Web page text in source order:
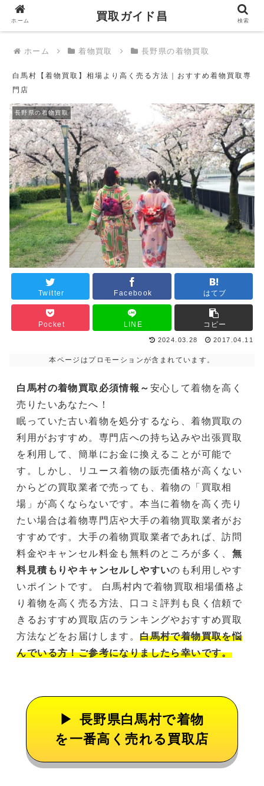
買取ガイド昌
ホーム 着物買取 長野県の着物買取
白馬村【着物買取】相場より高く売る方法｜おすすめ着物買取専
門店
長野県の着物買取
Twitter Facebook はてブ
Pocket LINE コピー
2024.03.28 2017.04.11
本ページはプロモーションが含まれています。
白馬村の着物買取必須情報～ 安心して着物を高く
売りたいあなたへ！
眠っていた古い着物を処分するなら、着物買取の
利用がおすすめ。専門店への持ち込みや出張買取
を利用して、簡単にお金に換えることが可能で
す。しかし、リユース着物の販売価格が高くない
からどの買取業者で売っても、着物の「買取相
場」が高くならないです。本当に着物を高く売り
たい場合は着物専門店や大手の着物買取業者がお
すすめです。大手の着物買取業者であれば、訪問
料金やキャンセル料金も無料のところが多く、 無
料見積もりやキャンセルしやすいのも利用しやす
いポイントです。 白馬村内で着物買取相場価格よ
り着物を高く売る方法、口コミ評判も良く信頼で
きるおすすめ買取店のランキングやおすすめ買取
方法などをお届けします。白馬村で着物買取を悩
んでいる方！ご参考になりましたら幸いです。
長野県白馬村で着物
を一番高く売れる買取店
ホーム 買取ガイド昌 検索